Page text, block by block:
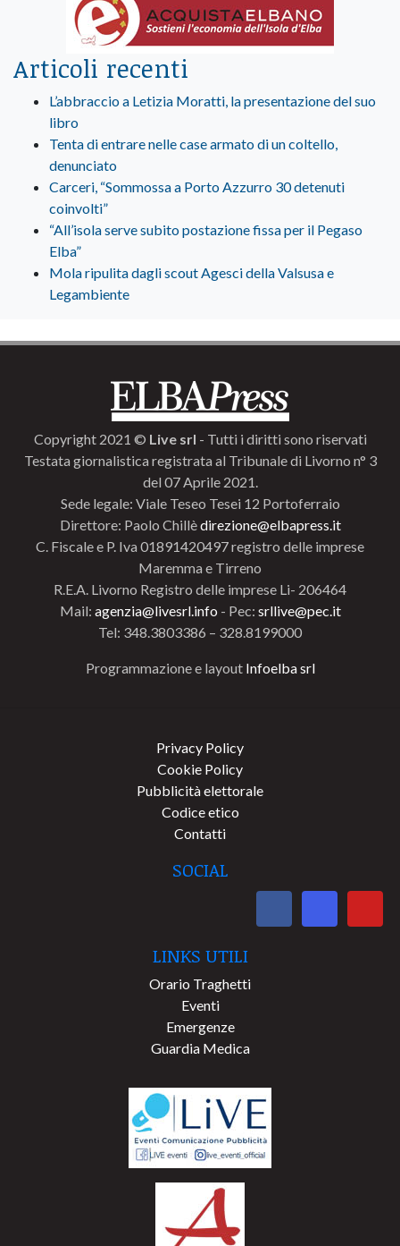
Articoli recenti
L’abbraccio a Letizia Moratti, la presentazione del suo
libro
Tenta di entrare nelle case armato di un coltello,
denunciato
Carceri, “Sommossa a Porto Azzurro 30 detenuti
coinvolti”
“All’isola serve subito postazione fissa per il Pegaso
Elba”
Mola ripulita dagli scout Agesci della Valsusa e
Legambiente
Copyright 2021 © Live srl - Tutti i diritti sono riservati
Testata giornalistica registrata al Tribunale di Livorno n° 3
del 07 Aprile 2021.
Sede legale: Viale Teseo Tesei 12 Portoferraio
Direttore: Paolo Chillèdirezione@elbapress.it
C. Fiscale e P. Iva 01891420497 registro delle imprese
Maremma e Tirreno
R.E.A. Livorno Registro delle imprese Li- 206464
Mail: agenzia@livesrl.info - Pec: srllive@pec.it
Tel: 348.3803386 – 328.8199000
Programmazione e layout Infoelba srl
Privacy Policy
Cookie Policy
Pubblicità elettorale
Codice etico
Contatti
SOCIAL
LINKS UTILI
Orario Traghetti
Eventi
Emergenze
Guardia Medica